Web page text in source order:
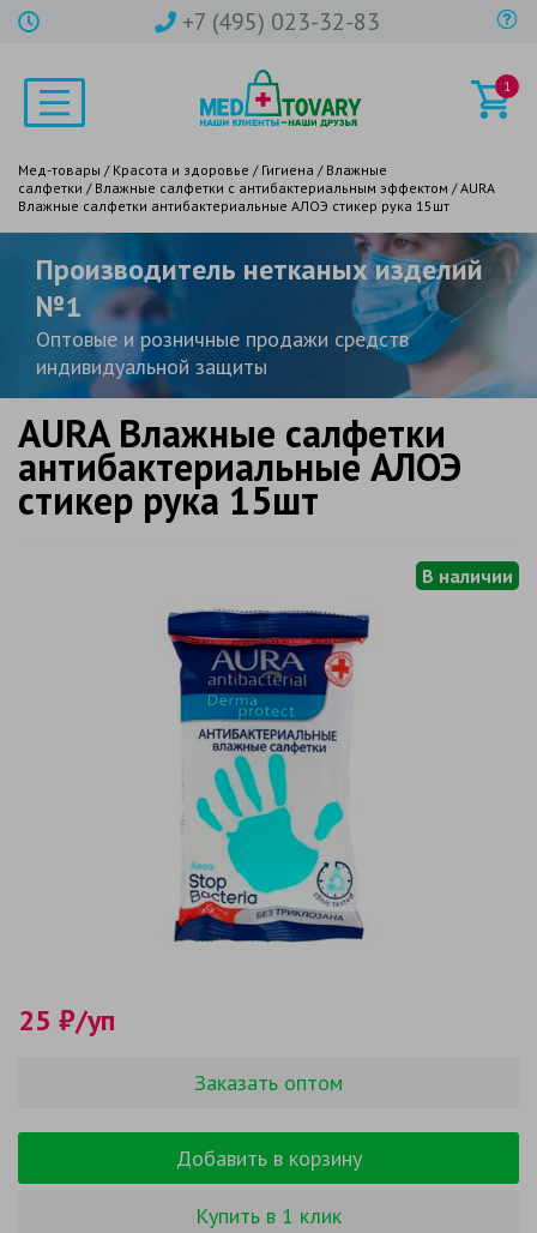
+7 (495) 023-32-83
1
Мед-товары / Красота и здоровье / Гигиена / Влажные
салфетки / Влажные салфетки с антибактериальным эффектом / AURA
Влажные салфетки антибактериальные АЛОЭ стикер рука 15шт
Производитель нетканых изделий
№1
Оптовые и розничные продажи средств
индивидуальной защиты
AURA Влажные салфетки
антибактериальные АЛОЭ
стикер рука 15шт
В наличии
25 ₽/уп
Заказать оптом
Добавить в корзину
Купить в 1 клик